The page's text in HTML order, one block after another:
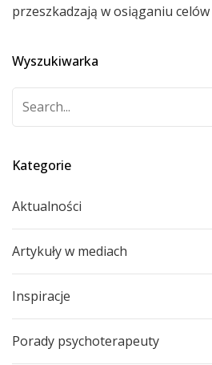
przeszkadzają w osiąganiu celów
Wyszukiwarka
Kategorie
Aktualności
Artykuły w mediach
Inspiracje
Porady psychoterapeuty